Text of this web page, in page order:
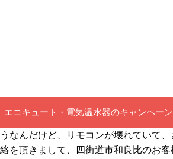
エコキュート・電気温水器のキャンペー
なんだけど、リモコンが壊れていて
を頂きまして、四街道市和良比のお